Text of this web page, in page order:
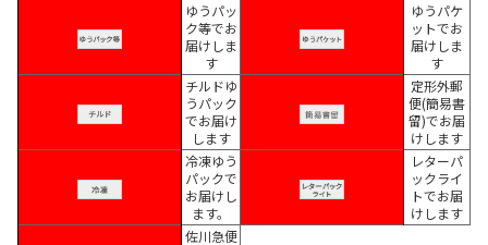
ゆうパッ
ク等でお
届けしま
す
ゆうパケ
ットでお
届けしま
す
チルドゆ
うパック
でお届け
します
定形外郵
便(簡易書
留)でお届
けします
冷凍ゆう
パックで
お届けし
ます。
レターパ
ックライ
トでお届
けします
佐川急便